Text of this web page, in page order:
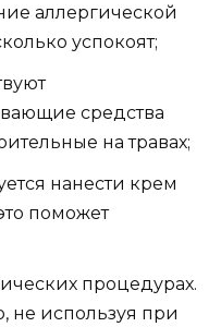
аллергической
успокоят;
средства
на травах;
нанести крем
поможет
процедурах.
не используя при